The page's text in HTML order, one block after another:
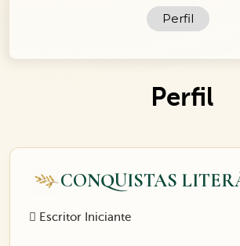
Perfil
Perfil
CONQUISTAS
Escritor Iniciante